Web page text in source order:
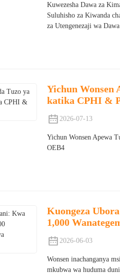
Kuwezesha Dawa za
Suluhisho za Kiwanda
za Utengenezaji wa
Yichun
katika CPHI &
2026-07-13
Yichun Wonsen Apewa
OEB4
Kuongeza
1,000
2026-06-03
Wonsen inachanganya
mkubwa wa huduma